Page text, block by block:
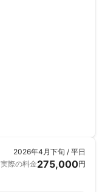
2026年4月下旬 / 平日
実際の料金275,000円